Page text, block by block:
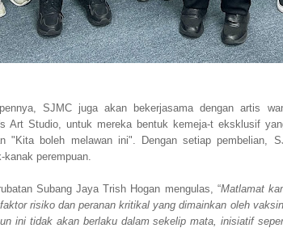
SJMC juga akan bekerjasama dengan artis
Art Studio, untuk mereka bentuk kemeja-t eksklusif
"Kita boleh melawan ini". Dengan setiap pembelian,
kanak perempuan.
Subang Jaya Trish Hogan mengulas, “Matlamat
risiko dan peranan kritikal yang dimainkan oleh
ini tidak akan berlaku dalam sekelip mata, inisiatif